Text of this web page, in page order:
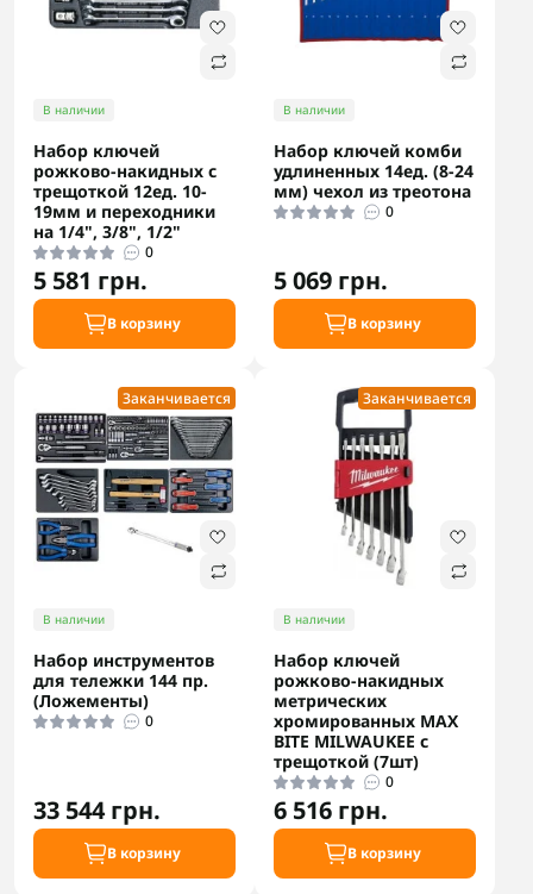
В наличии
Набор ключей
рожково-накидных с
трещоткой 12ед. 10-
19мм и переходники
на 1/4", 3/8", 1/2"
0
5 581 грн.
В корзину
В наличии
Набор ключей комби
удлиненных 14ед. (8-24
мм) чехол из треотона
0
5 069 грн.
В корзину
Заканчивается
В наличии
Набор инструментов
для тележки 144 пр.
(Ложементы)
0
33 544 грн.
В корзину
Заканчивается
В наличии
Набор ключей
рожково-накидных
метрических
хромированных MAX
BITE MILWAUKEE с
трещоткой (7шт)
0
6 516 грн.
В корзину